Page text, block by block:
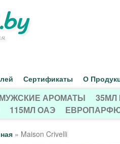
Сертификаты О
МУЖСКИЕ АРОМАТЫ 35МЛ
115МЛ ОАЭ
» Maison Crivelli